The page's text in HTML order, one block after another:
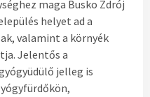
maga Busko Zdrój
helyet ad a
valamint a környék
Jelentős a
jelleg is